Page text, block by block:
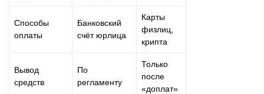
Способы
оплаты
Банковский
счёт юрлица
Карты
физлиц,
крипта
Вывод
средств
По
регламенту
Только
после
«доплат»